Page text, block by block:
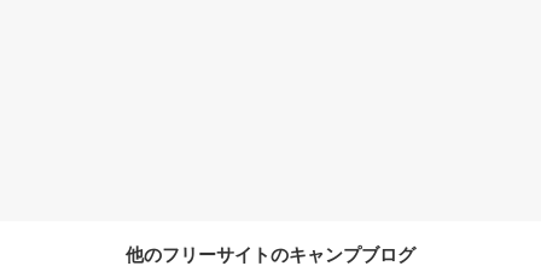
他のフリーサイトのキャンプブログ